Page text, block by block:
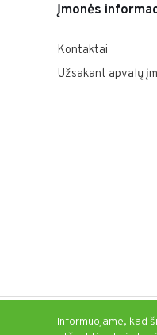
Įmonės
Kontaktai
Užsakant apvalų
© Visos teisės
Informuojame, kad